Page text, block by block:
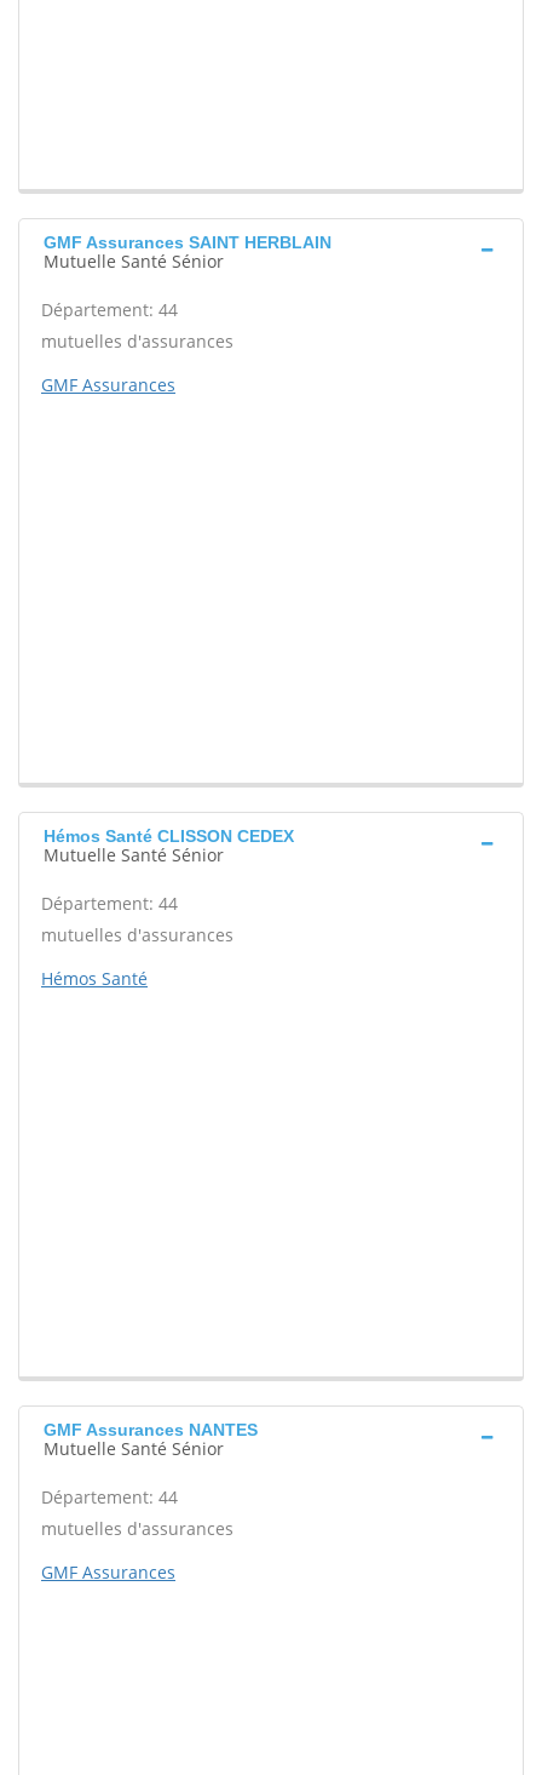
GMF Assurances SAINT HERBLAIN
Mutuelle Santé Sénior
Département: 44
mutuelles d'assurances
GMF Assurances
Hémos Santé CLISSON CEDEX
Mutuelle Santé Sénior
Département: 44
mutuelles d'assurances
Hémos Santé
GMF Assurances NANTES
Mutuelle Santé Sénior
Département: 44
mutuelles d'assurances
GMF Assurances